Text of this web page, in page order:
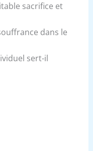
sacrifice et
dans le
sert-il